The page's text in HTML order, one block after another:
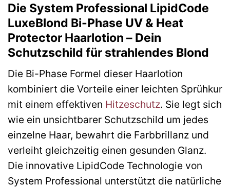
Die System Professional LipidCode
LuxeBlond Bi-Phase UV & Heat
Protector Haarlotion – Dein
Schutzschild für strahlendes Blond
Die Bi-Phase Formel dieser Haarlotion
kombiniert die Vorteile einer leichten Sprühkur
mit einem effektiven Hitzeschutz. Sie legt sich
wie ein unsichtbarer Schutzschild um jedes
einzelne Haar, bewahrt die Farbbrillanz und
verleiht gleichzeitig einen gesunden Glanz.
Die innovative LipidCode Technologie von
System Professional unterstützt die natürliche